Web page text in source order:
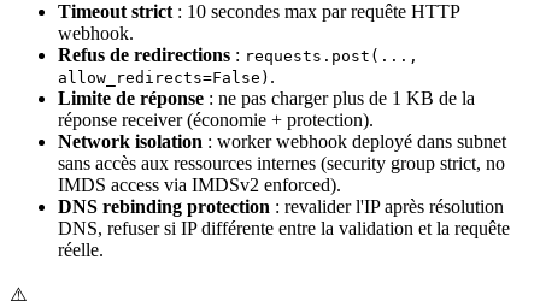
Timeout strict : 10 secondes max par requête HTTP
webhook.
Refus de redirections : requests.post(...,
allow_redirects=False) .
Limite de réponse : ne pas charger plus de 1 KB de la
réponse receiver (économie + protection).
Network isolation : worker webhook deployé dans subnet
sans accès aux ressources internes (security group strict, no
IMDS access via IMDSv2 enforced).
DNS rebinding protection : revalider l'IP après résolution
DNS, refuser si IP différente entre la validation et la requête
réelle.
⚠️